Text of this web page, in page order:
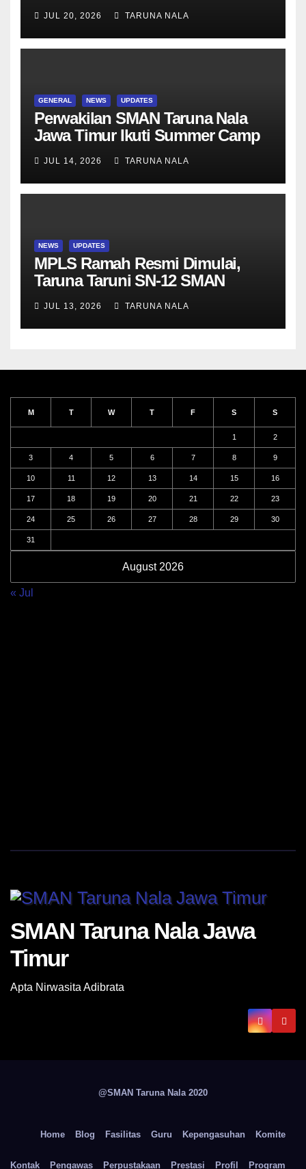
Asesmen Diagnostik
JUL 20, 2026 TARUNA NALA
GENERAL NEWS UPDATES
Perwakilan SMAN Taruna Nala
Jawa Timur Ikuti Summer Camp
JUL 14, 2026 TARUNA NALA
NEWS UPDATES
MPLS Ramah Resmi Dimulai,
Taruna Taruni SN-12 SMAN
Menjalani Tahun Ajaran Baru
JUL 13, 2026 TARUNA NALA
August 2026
M T W T F S S
1 2
3 4 5 6 7 8 9
10 11 12 13 14 15 16
17 18 19 20 21 22 23
24 25 26 27 28 29 30
31
« Jul
SMAN Taruna Nala Jawa
Timur
Apta Nirwasita Adibrata
@SMAN Taruna Nala 2020
Home Blog Fasilitas Guru Kepengasuhan Komite
Kontak Pengawas Perpustakaan Prestasi Profil Program